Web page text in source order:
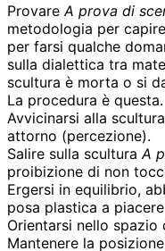
Provare A prova di
metodologia per
per farsi qualche
sulla dialettica tra
scultura è morta o si
La procedura è questa.
Avvicinarsi alla scultura
attorno (percezione).
Salire sulla scultura A
proibizione di non
Ergersi in equilibrio,
posa plastica a
Orientarsi nello
Mantenere la